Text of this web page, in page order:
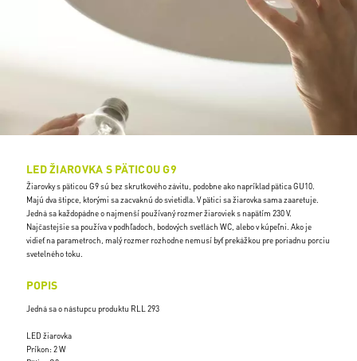
LED ŽIAROVKA S PÄTICOU G9
Žiarovky s päticou G9 sú bez skrutkového závitu, podobne ako napríklad pätica GU10.
Majú dva štipce, ktorými sa zacvaknú do svietidla. V pätici sa žiarovka sama zaaretuje.
Jedná sa každopádne o najmenší používaný rozmer žiaroviek s napätím 230 V.
Najčastejšie sa používa v podhľadoch, bodových svetlách WC, alebo v kúpeľni. Ako je
vidieť na parametroch, malý rozmer rozhodne nemusí byť prekážkou pre poriadnu porciu
svetelného toku.
POPIS
Jedná sa o nástupcu produktu RLL 293
LED žiarovka
Príkon: 2 W